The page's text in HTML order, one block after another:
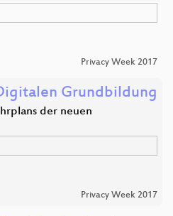
Privacy Week 2017
Grundbildung
der neuen
Privacy Week 2017